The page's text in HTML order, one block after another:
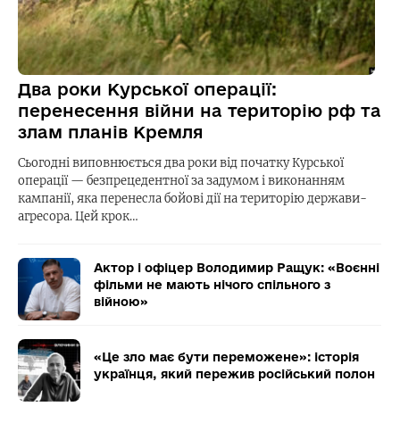
Два роки Курської операції:
перенесення війни на територію рф та
злам планів Кремля
Сьогодні виповнюється два роки від початку Курської
операції — безпрецедентної за задумом і виконанням
кампанії, яка перенесла бойові дії на територію держави-
агресора. Цей крок…
Актор і офіцер Володимир Ращук: «Воєнні
фільми не мають нічого спільного з
війною»
«Це зло має бути переможене»: історія
українця, який пережив російський полон